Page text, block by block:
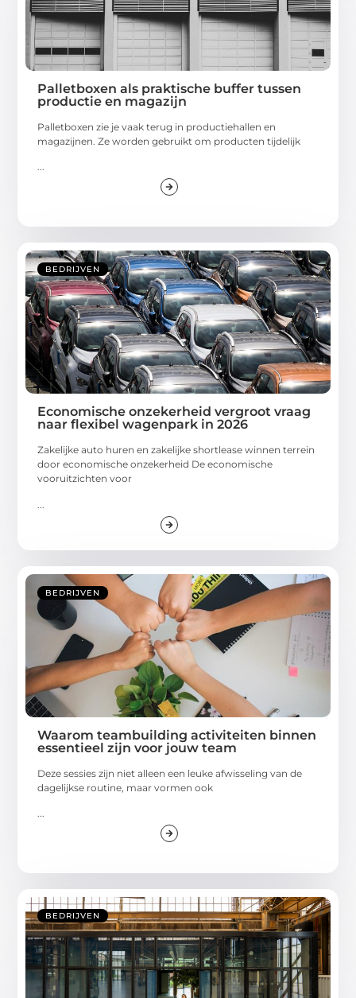
Palletboxen als praktische buffer tussen
productie en magazijn
Palletboxen zie je vaak terug in productiehallen en
magazijnen. Ze worden gebruikt om producten tijdelijk
...
BEDRIJVEN
Economische onzekerheid vergroot vraag
naar flexibel wagenpark in 2026
Zakelijke auto huren en zakelijke shortlease winnen terrein
door economische onzekerheid De economische
vooruitzichten voor
BEDRIJVEN
Waarom teambuilding activiteiten binnen
essentieel zijn voor jouw team
Deze sessies zijn niet alleen een leuke afwisseling van de
dagelijkse routine, maar vormen ook
...
BEDRIJVEN